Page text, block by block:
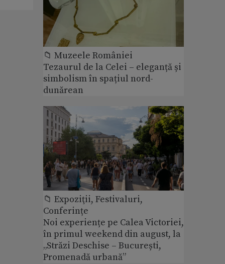
📁 Muzeele României
Tezaurul de la Celei – eleganță și
simbolism în spațiul nord-
dunărean
📁 Expoziţii, Festivaluri,
Conferințe
Noi experiențe pe Calea Victoriei,
în primul weekend din august, la
„Străzi Deschise – București,
Promenadă urbană”